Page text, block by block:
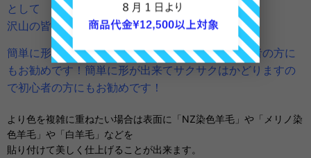
として
沢山の皆様に長い間ご愛顧いただいております。
簡単に形が出来てサクサクはかどりますので初心者の方に
もお勧めです！簡単に形が出来てサクサクはかどりますの
で初心者の方にもお勧めです！
より色を複雑に重ねたい場合は表面に「NZ染色羊毛」や「メリノ染
色羊毛」や「白羊毛」などを
貼り付けて美しく仕上げることが出来ます。